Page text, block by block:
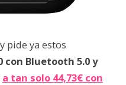
pide ya estos
con Bluetooth 5.0 y
a tan solo 44,73€ con